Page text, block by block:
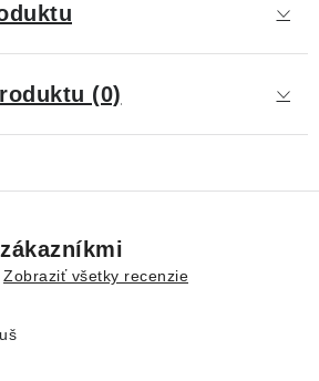
(0)
Zobraziť všetky recenzie